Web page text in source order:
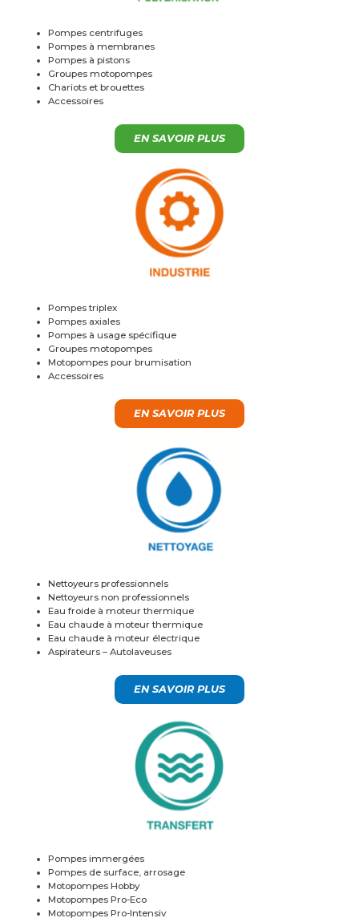
Pompes centrifuges
Pompes à membranes
Pompes à pistons
Groupes motopompes
Chariots et brouettes
Accessoires
EN SAVOIR PLUS
Pompes triplex
Pompes axiales
Pompes à usage spécifique
Groupes motopompes
Motopompes pour brumisation
Accessoires
EN SAVOIR PLUS
Nettoyeurs professionnels
Nettoyeurs non professionnels
Eau froide à moteur thermique
Eau chaude à moteur thermique
Eau chaude à moteur électrique
Aspirateurs – Autolaveuses
EN SAVOIR PLUS
Pompes immergées
Pompes de surface, arrosage
Motopompes Hobby
Motopompes Pro-Eco
Motopompes Pro-Intensiv